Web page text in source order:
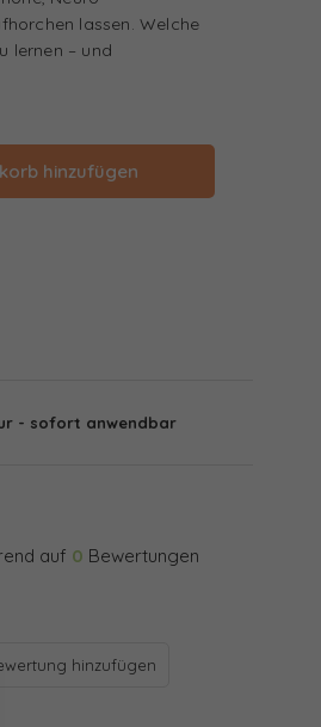
lassen. Welche
lernen – und
hinzufügen
- sofort anwendbar
auf 0 Bewertungen
hinzufügen